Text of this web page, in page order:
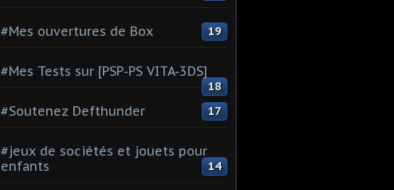
#Mes ouvertures de Box 19
#Mes Tests sur [PSP-PS VITA-3DS]
18
#Soutenez Defthunder 17
#jeux de sociétés et jouets pour
enfants
14